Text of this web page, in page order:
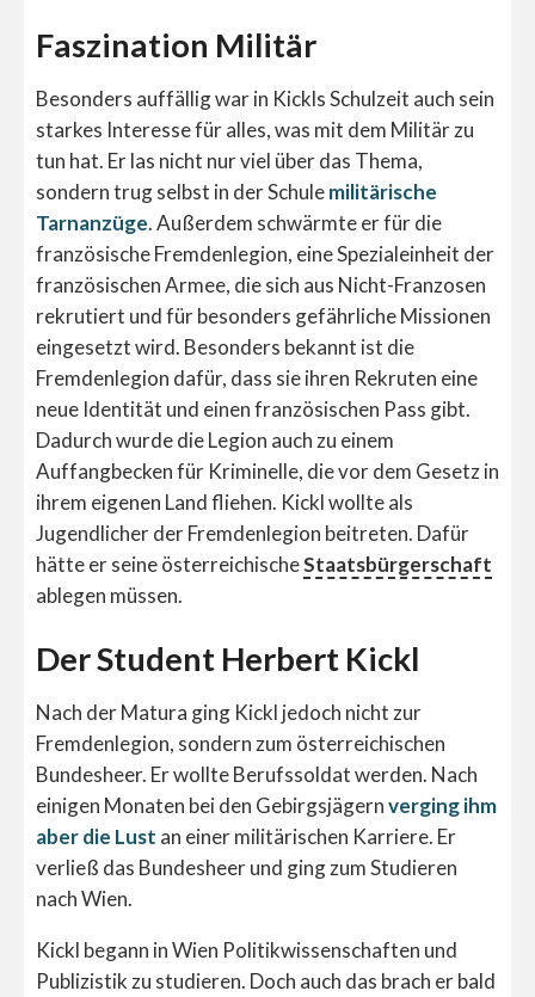
Faszination Militär
Besonders auffällig war in Kickls Schulzeit auch sein
starkes Interesse für alles, was mit dem Militär zu
tun hat. Er las nicht nur viel über das Thema,
sondern trug selbst in der Schulemilitärische
Tarnanzüge. Außerdem schwärmte er für die
französische Fremdenlegion, eine Spezialeinheit der
französischen Armee, die sich aus Nicht-Franzosen
rekrutiert und für besonders gefährliche Missionen
eingesetzt wird. Besonders bekannt ist die
Fremdenlegion dafür, dass sie ihren Rekruten eine
neue Identität und einen französischen Pass gibt.
Dadurch wurde die Legion auch zu einem
Auffangbecken für Kriminelle, die vor dem Gesetz in
ihrem eigenen Land fliehen. Kickl wollte als
Jugendlicher der Fremdenlegion beitreten. Dafür
hätte er seine österreichischeStaatsbürgerschaft
ablegen müssen.
Der Student Herbert Kickl
Nach der Matura ging Kickl jedoch nicht zur
Fremdenlegion, sondern zum österreichischen
Bundesheer. Er wollte Berufssoldat werden. Nach
einigen Monaten bei den Gebirgsjägernverging ihm
aber die Lust an einer militärischen Karriere. Er
verließ das Bundesheer und ging zum Studieren
nach Wien.
Kickl begann in Wien Politikwissenschaften und
Publizistik zu studieren. Doch auch das brach er bald